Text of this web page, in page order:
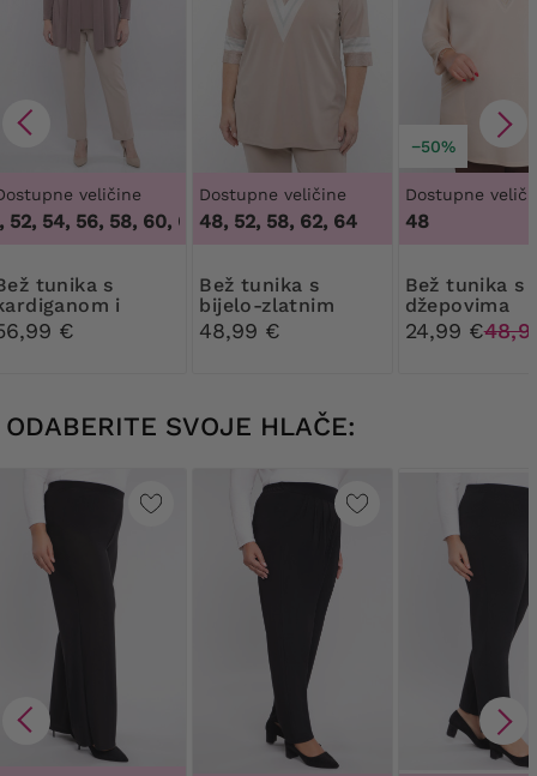
veličine
54, 56, 58, 60, 62, 64, 48, 50, 52, 54, 56, 58, 60, 62, 64
s
i
€
Dostupne veličine
48, 52, 58, 62, 64
Bež tunika s
bijelo-zlatnim
dekolteom
48,99 €
−50%
Dostupne
48
Bež tunika s
džepovima
24,99 €
ODABERITE SVOJE HLAČE: